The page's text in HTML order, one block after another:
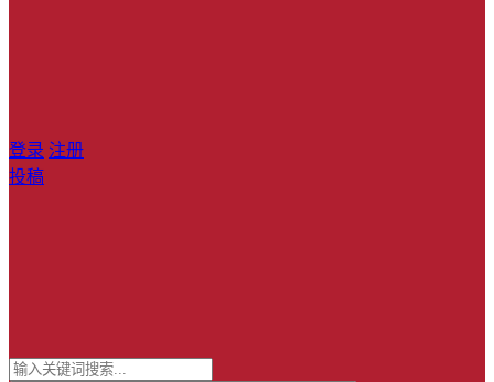
登录 注册
投稿